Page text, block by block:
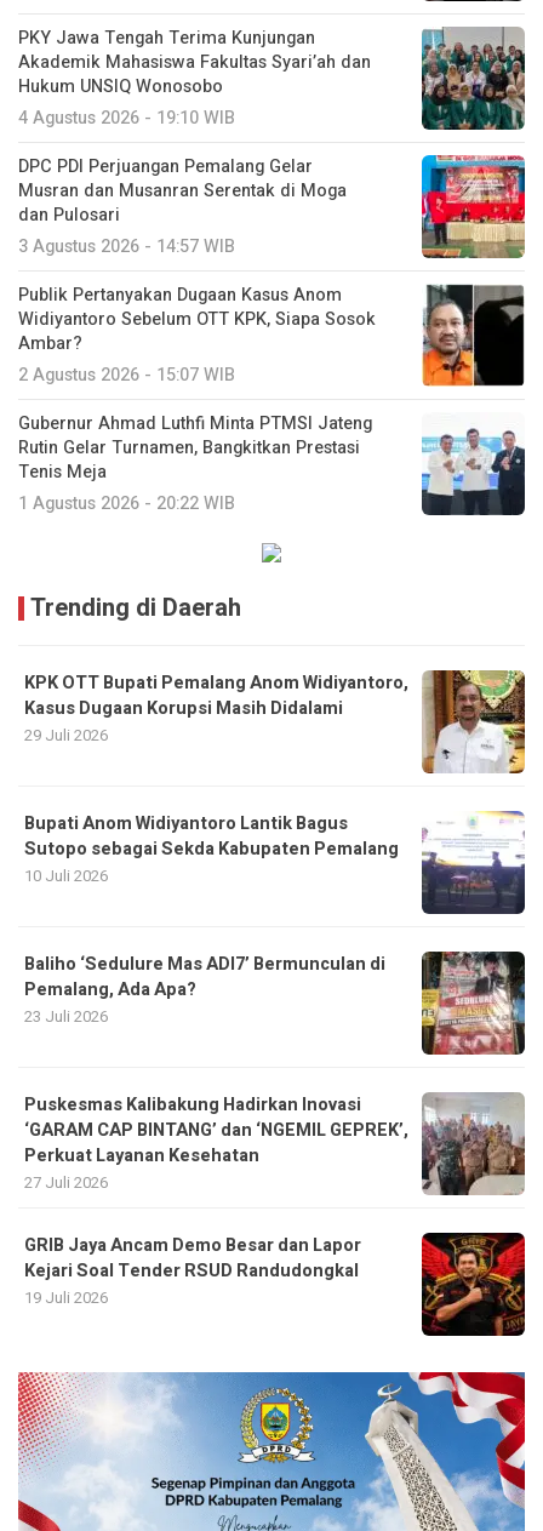
PKY Jawa Tengah Terima Kunjungan
Akademik Mahasiswa Fakultas Syari’ah dan
Hukum UNSIQ Wonosobo
4 Agustus 2026 - 19:10 WIB
DPC PDI Perjuangan Pemalang Gelar
Musran dan Musanran Serentak di Moga
dan Pulosari
3 Agustus 2026 - 14:57 WIB
Publik Pertanyakan Dugaan Kasus Anom
Widiyantoro Sebelum OTT KPK, Siapa Sosok
Ambar?
2 Agustus 2026 - 15:07 WIB
Gubernur Ahmad Luthfi Minta PTMSI Jateng
Rutin Gelar Turnamen, Bangkitkan Prestasi
Tenis Meja
1 Agustus 2026 - 20:22 WIB
Trending di Daerah
KPK OTT Bupati Pemalang Anom Widiyantoro,
Kasus Dugaan Korupsi Masih Didalami
29 Juli 2026
Bupati Anom Widiyantoro Lantik Bagus
Sutopo sebagai Sekda Kabupaten Pemalang
10 Juli 2026
Baliho ‘Sedulure Mas ADI7’ Bermunculan di
Pemalang, Ada Apa?
23 Juli 2026
Puskesmas Kalibakung Hadirkan Inovasi
‘GARAM CAP BINTANG’ dan ‘NGEMIL GEPREK’,
Perkuat Layanan Kesehatan
27 Juli 2026
GRIB Jaya Ancam Demo Besar dan Lapor
Kejari Soal Tender RSUD Randudongkal
19 Juli 2026